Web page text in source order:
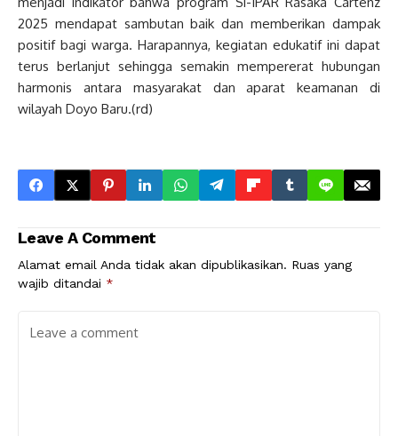
2025 mendapat sambutan baik dan memberikan dampak
positif bagi warga. Harapannya, kegiatan edukatif ini dapat
terus berlanjut sehingga semakin mempererat hubungan
harmonis antara masyarakat dan aparat keamanan di
wilayah Doyo Baru.(rd)
Leave A Comment
Alamat email Anda tidak akan dipublikasikan. Ruas yang
wajib ditandai *